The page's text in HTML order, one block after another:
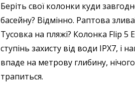
Беріть свої колонки куди
басейну? Відмінно. Раптова
Тусовка на пляжі? Колонка Flip 5
ступінь захисту від води IPX7, і
впаде на метрову глибину,
трапиться.